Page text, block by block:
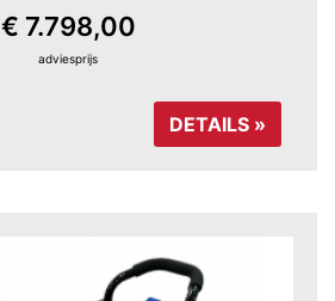
€ 7.798,00
adviesprijs
DETAILS »